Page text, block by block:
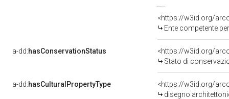
<https://w3id.org/
Ente competente per
a-dd:hasConservationStatus
<https://w3id.org/
Stato di
a-dd:hasCulturalPropertyType
<https://w3id.org/
disegno